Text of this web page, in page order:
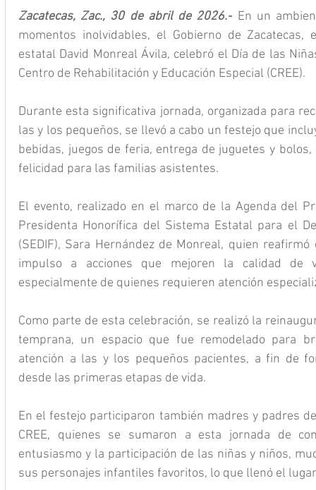
Zacatecas, Zac., 30 de abril de 2026.- En un
momentos inolvidables, el Gobierno de Zacatecas,
estatal David Monreal Ávila, celebró el Día de las
Centro de Rehabilitación y Educación Especial (CREE).
Durante esta significativa jornada, organizada para
las y los pequeños, se llevó a cabo un festejo que
bebidas, juegos de feria, entrega de juguetes y
felicidad para las familias asistentes.
El evento, realizado en el marco de la Agenda del
Presidenta Honorífica del Sistema Estatal para el
(SEDIF), Sara Hernández de Monreal, quien
impulso a acciones que mejoren la calidad de
especialmente de quienes requieren atención
Como parte de esta celebración, se realizó la
temprana, un espacio que fue remodelado para
atención a las y los pequeños pacientes, a fin de
desde las primeras etapas de vida.
En el festejo participaron también madres y padres
CREE, quienes se sumaron a esta jornada de
entusiasmo y la participación de las niñas y niños,
sus personajes infantiles favoritos, lo que llenó el